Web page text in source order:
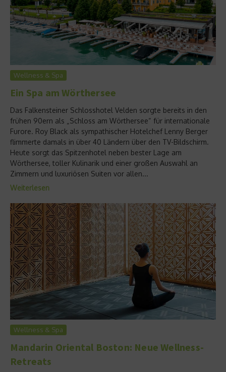
Wellness & Spa
Ein Spa am Wörthersee
Das Falkensteiner Schlosshotel Velden sorgte bereits in den
frühen 90ern als „Schloss am Wörthersee“ für internationale
Furore. Roy Black als sympathischer Hotelchef Lenny Berger
flimmerte damals in über 40 Ländern über den TV-Bildschirm.
Heute sorgt das Spitzenhotel neben bester Lage am
Wörthersee, toller Kulinarik und einer großen Auswahl an
Zimmern und luxuriösen Suiten vor allen...
Weiterlesen
Wellness & Spa
Mandarin Oriental Boston: Neue Wellness-
Retreats